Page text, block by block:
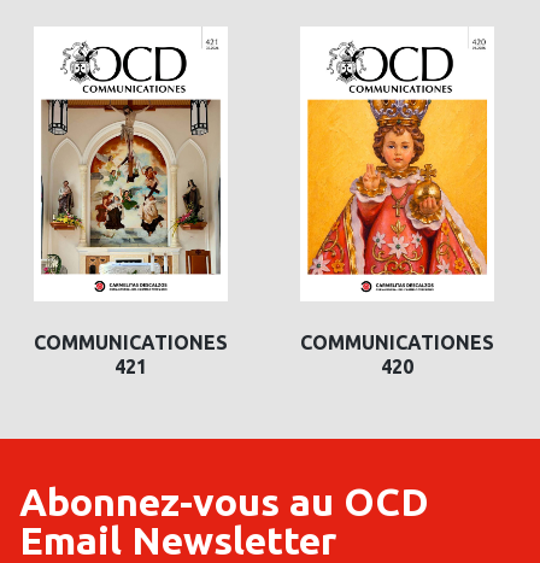
COMMUNICATIONES
421
COMMUNICATIONES
420
Abonnez-vous au OCD
Email Newsletter